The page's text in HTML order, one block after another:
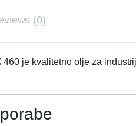
(0)
460 je kvalitetno olje za